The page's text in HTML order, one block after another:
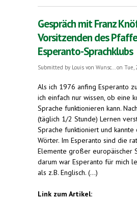
Gespräch mit Franz
Vorsitzenden des
Esperanto-Sprachklubs
Submitted by Louis von Wunsc... on Tue,
Als ich 1976 anfing Esperanto
ich einfach nur wissen, ob eine
Sprache funktionieren kann.
(täglich 1/2 Stunde) Lernen
Sprache funktioniert und
Wörter. Im Esperanto sind die
Elemente großer europäischer
darum war Esperanto für mich
als z.B. Englisch. (...)
Link zum Artikel: